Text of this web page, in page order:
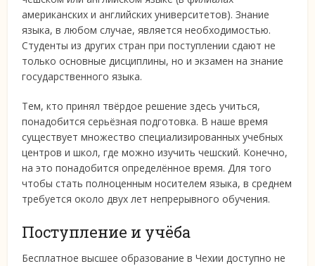
американских и английских университетов). Знание
языка, в любом случае, является необходимостью.
Студенты из других стран при поступлении сдают не
только основные дисциплины, но и экзамен на знание
государственного языка.
Тем, кто принял твёрдое решение здесь учиться,
понадобится серьёзная подготовка. В наше время
существует множество специализированных учебных
центров и школ, где можно изучить чешский. Конечно,
на это понадобится определённое время. Для того
чтобы стать полноценным носителем языка, в среднем
требуется около двух лет непрерывного обучения.
Поступление и учёба
Бесплатное высшее образование в Чехии доступно не